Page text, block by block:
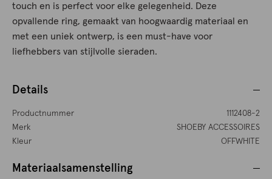
touch en is perfect voor elke gelegenheid. Deze
opvallende ring, gemaakt van hoogwaardig materiaal en
met een uniek ontwerp, is een must-have voor
liefhebbers van stijlvolle sieraden.
Details
Productnummer
1112408-2
Merk
SHOEBY ACCESSOIRES
Kleur
OFFWHITE
Materiaalsamenstelling